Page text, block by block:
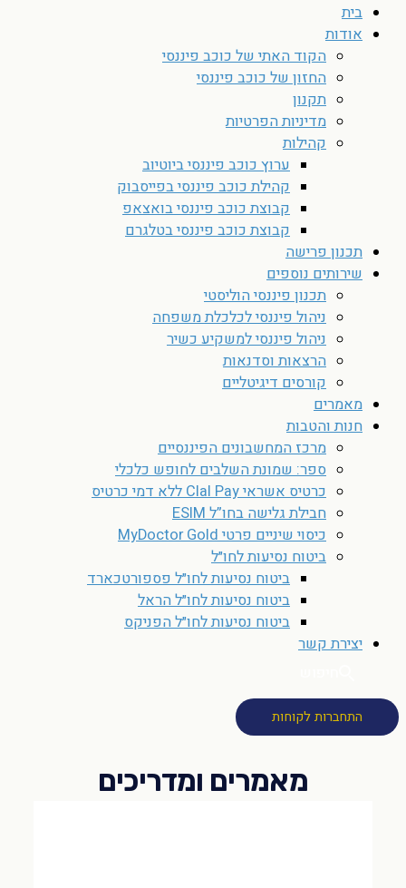
בית
אודות
הקוד האתי של כוכב פיננסי
החזון של כוכב פיננסי
תקנון
מדיניות הפרטיות
קהילות
ערוץ כוכב פיננסי ביוטיוב
קהילת כוכב פיננסי בפייסבוק
קבוצת כוכב פיננסי בואצאפ
קבוצת כוכב פיננסי בטלגרם
תכנון פרישה
שירותים נוספים
תכנון פיננסי הוליסטי
ניהול פיננסי לכלכלת משפחה
ניהול פיננסי למשקיע כשיר
הרצאות וסדנאות
קורסים דיגיטליים
מאמרים
חנות והטבות
מרכז המחשבונים הפיננסיים
ספר: שמונת השלבים לחופש כלכלי
כרטיס אשראי Clal Pay ללא דמי כרטיס
חבילת גלישה בחו”ל ESIM
כיסוי שיניים פרטי MyDoctor Gold
ביטוח נסיעות לחו״ל
ביטוח נסיעות לחו״ל פספורטכארד
ביטוח נסיעות לחו״ל הראל
ביטוח נסיעות לחו״ל הפניקס
יצירת קשר
התחברות לקוחות